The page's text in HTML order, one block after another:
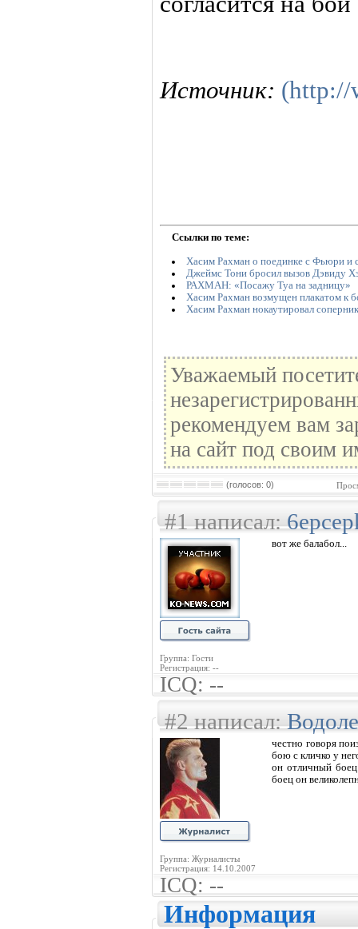
Источник: (http://
Ссылки по теме:
Хасим Рахман о поединке с Фьюри и
Джеймс Тони бросил вызов Дэвиду
РАХМАН: «Посажу Туа на задницу»
Хасим Рахман возмущен плакатом к
Хасим Рахман нокаутировал
Уважаемый
рекомендуем вам
на сайт под своим
(голосов: 0)
#1 написал:
Группа: Гости
Регистрация: --
вот же балабол...
ICQ: --
#2 написал:
Группа: Журналисты
Регистрация: 14.10.2007
честно говоря
бою с кличко у
он отличный
боец он
ICQ: --
Информация